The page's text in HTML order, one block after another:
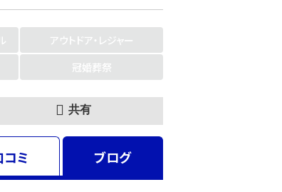
アウトドア・レジャー
冠婚葬祭
共有
コミ ブログ